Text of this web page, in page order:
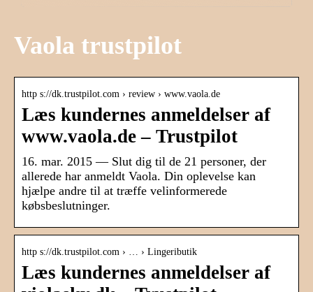
Vaola trustpilot
http s://dk.trustpilot.com › review › www.vaola.de
Læs kundernes anmeldelser af
www.vaola.de – Trustpilot
16. mar. 2015 — Slut dig til de 21 personer, der
allerede har anmeldt Vaola. Din oplevelse kan
hjælpe andre til at træffe velinformerede
købsbeslutninger.
http s://dk.trustpilot.com › … › Lingeributik
Læs kundernes anmeldelser af